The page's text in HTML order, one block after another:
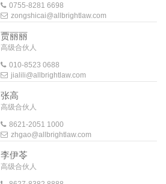
0755-8281 6698
zongshicai@allbrightlaw.com
贾丽丽
高级合伙人
010-8523 0688
jialili@allbrightlaw.com
张高
高级合伙人
8621-2051 1000
zhgao@allbrightlaw.com
李伊苓
高级合伙人